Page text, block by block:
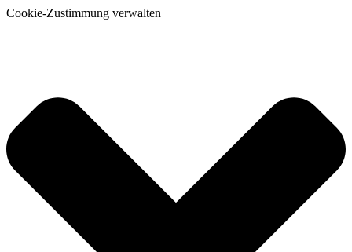
Cookie-Zustimmung verwalten